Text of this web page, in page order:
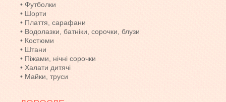
• Футболки
• Шорти
• Плаття, сарафани
• Водолазки, батніки, сорочки, блузи
• Костюми
• Штани
• Піжами, нічні сорочки
• Халати дитячі
• Майки, труси